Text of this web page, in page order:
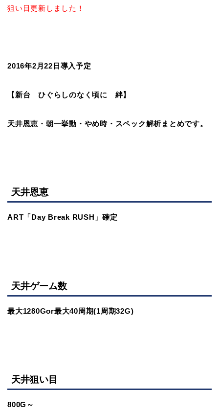
狙い目更新しました！
2016年2月22日導入予定
【新台 ひぐらしのなく頃に 絆】
天井恩恵・朝一挙動・やめ時・スペック解析まとめです。
天井恩恵
ART「Day Break RUSH」確定
天井ゲーム数
最大1280Gor最大40周期(1周期32G)
天井狙い目
800G～